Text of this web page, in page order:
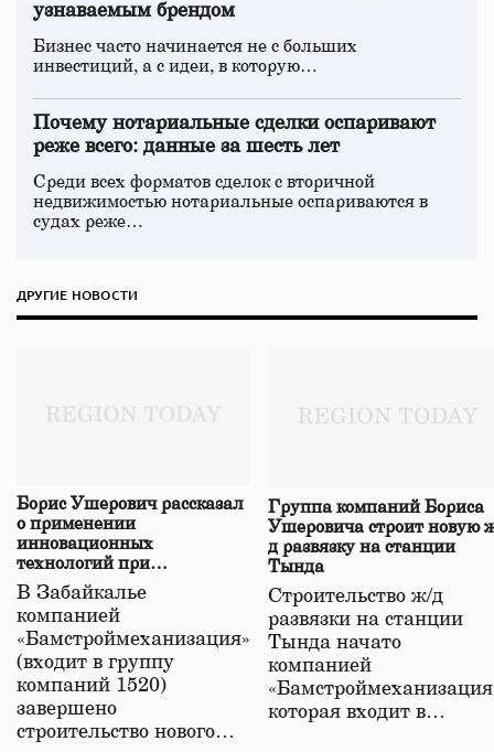
узнаваемым брендом
Бизнес часто начинается не с больших
инвестиций, а с идеи, в которую…
Почему нотариальные сделки оспаривают
реже всего: данные за шесть лет
Среди всех форматов сделок с вторичной
недвижимостью нотариальные оспариваются в
судах реже…
ДРУГИЕ НОВОСТИ
Борис Ушерович рассказал
о применении
инновационных
технологий при
строительстве нового моста
в Забайкалье
В Забайкалье
компанией
«Бамстроймеханизация»
(входит в группу
компаний 1520)
завершено
строительство нового…
Группа компаний Бориса
Ушеровича строит новую
д развязку на станции
Тында
Строительство ж/д
развязки на станции
Тында начато
компанией
которая входит в…